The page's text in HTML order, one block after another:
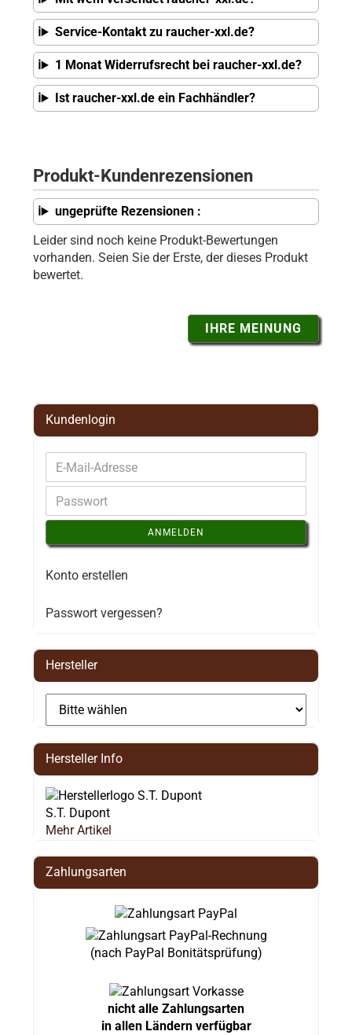
Service-Kontakt zu raucher-xxl.de?
1 Monat Widerrufsrecht bei raucher-xxl.de?
Ist raucher-xxl.de ein Fachhändler?
Produkt-Kundenrezensionen
ungeprüfte Rezensionen :
Leider sind noch keine Produkt-Bewertungen
vorhanden. Seien Sie der Erste, der dieses Produkt
bewertet.
IHRE MEINUNG
Kundenlogin
ANMELDEN
Konto erstellen
Passwort vergessen?
Hersteller
Hersteller Info
S.T. Dupont
Mehr Artikel
Zahlungsarten
(nach PayPal Bonitätsprüfung)
nicht alle Zahlungsarten
in allen Ländern verfügbar